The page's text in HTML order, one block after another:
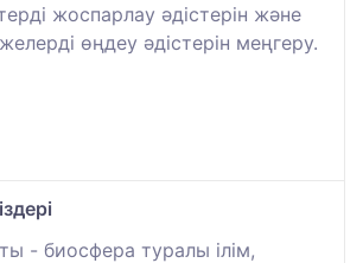
жоспарлау әдістерін және
өңдеу әдістерін меңгеру.
- биосфера туралы ілім,